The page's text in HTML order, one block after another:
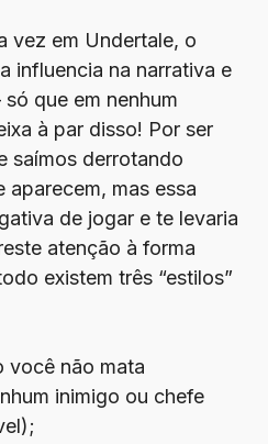
vez em Undertale, o
influencia na narrativa e
que em nenhum
à par disso! Por ser
saímos derrotando
mas essa
de jogar e te levaria
atenção à forma
existem três “estilos”
você não mata
inimigo ou chefe